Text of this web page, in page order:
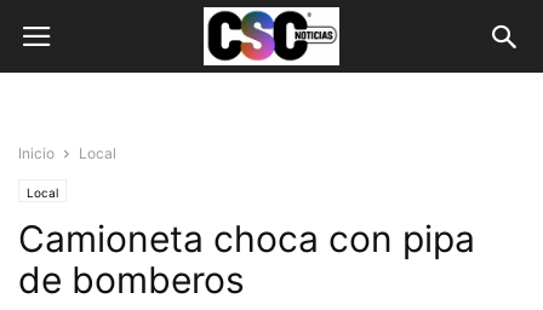
Inicio Local
Local
Camioneta choca con pipa
de bomberos